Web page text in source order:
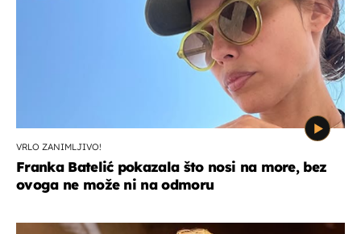
VRLO ZANIMLJIVO!
Franka Batelić pokazala što nosi na more, bez
ovoga ne može ni na odmoru